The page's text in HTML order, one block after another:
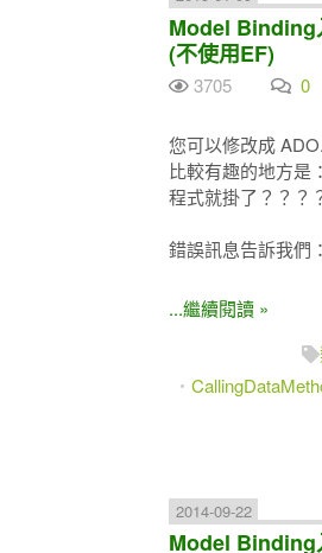
Model Binding
(不使用EF)
3705 0
您可以修改成
比較有趣的地方是
程式就掛了？？？
錯誤訊息告訴我們
...繼續閱讀 »
2014-09-22
Model Binding